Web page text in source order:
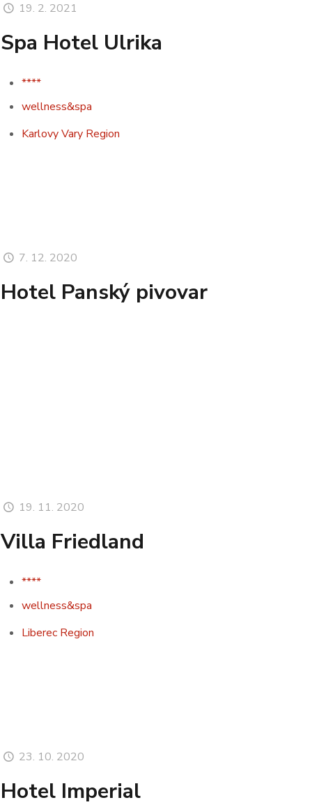
19. 2. 2021
Spa Hotel Ulrika
****
wellness&spa
Karlovy Vary Region
7. 12. 2020
Hotel Panský pivovar
19. 11. 2020
Villa Friedland
****
wellness&spa
Liberec Region
23. 10. 2020
Hotel Imperial